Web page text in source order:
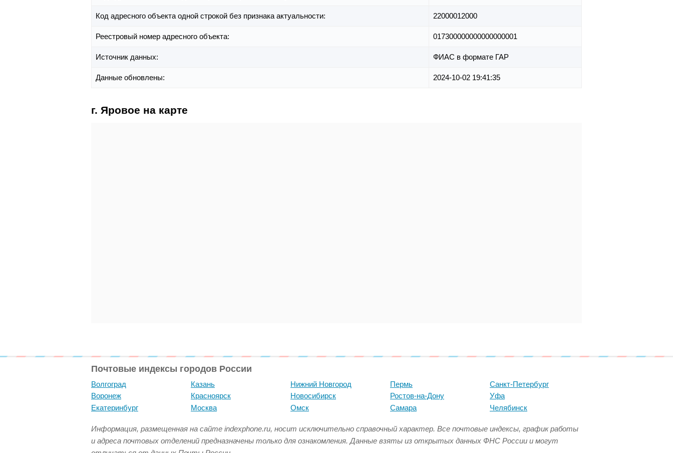
Код адресного объекта одной строкой без признака актуальности: 22000012000
Реестровый номер адресного объекта: 017300000000000000001
Источник данных: ФИАС в формате ГАР
Данные обновлены: 2024-10-02 19:41:35
г. Яровое на карте
Почтовые индексы городов России
Волгоград
Воронеж
Екатеринбург
Казань
Красноярск
Москва
Нижний Новгород
Новосибирск
Омск
Пермь
Ростов-на-Дону
Самара
Санкт-Петербург
Уфа
Челябинск
Информация, размещенная на сайте indexphone.ru, носит исключительно справочный характер. Все почтовые индексы, график работы
и адреса почтовых отделений предназначены только для ознакомления. Данные взяты из открытых данных ФНС России и могут